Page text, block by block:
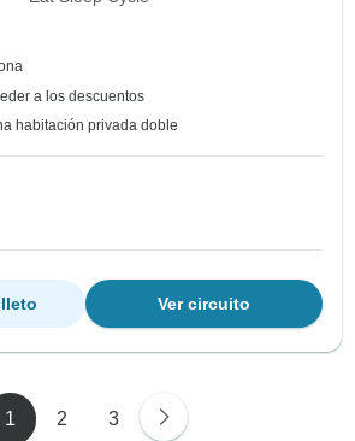
a los descuentos
habitación privada doble
Ver circuito
1 2 3